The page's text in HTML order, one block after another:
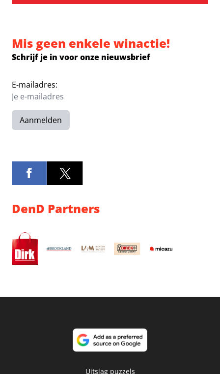
Mis geen enkele winactie!
Schrijf je in voor onze nieuwsbrief
E-mailadres:
Aanmelden
DenD Partners
Uitslag puzzels